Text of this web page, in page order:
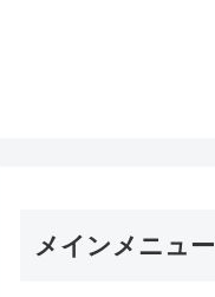
メインメニュー